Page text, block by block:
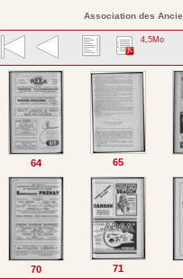
Association des
4,5Mo
64 65
70 71